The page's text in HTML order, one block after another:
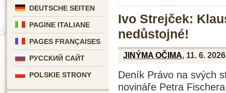
DEUTSCHE SEITEN
PAGINE ITALIANE
PAGES FRANÇAISES
РУССКИЙ САЙТ
POLSKIE STRONY
Ivo Strejček:
nedůstojné!
JINÝMA OČIMA, 11. 6. 2026
Deník Právo na svých
novináře Petra